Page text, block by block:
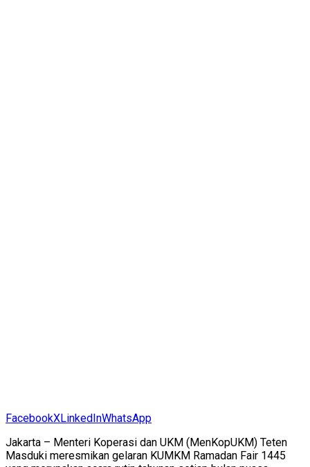
FacebookXLinkedInWhatsApp
Jakarta – Menteri Koperasi dan UKM (MenKopUKM) Teten
Masduki meresmikan gelaran KUMKM Ramadan Fair 1445